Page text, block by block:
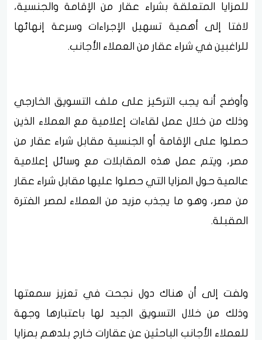
للمزايا المتعلقة بشراء عقار من الإقامة والجنسية،
لافتا إلى أهمية تسهيل الإجراءات وسرعة إنهائها
للراغبين في شراء عقار من العملاء الأجانب.
وأوضح أنه يجب التركيز على ملف التسويق الخارجي
وذلك من خلال عمل لقاءات إعلامية مع العملاء الذين
حصلوا على الإقامة أو الجنسية مقابل شراء عقار من
مصر، ويتم عمل هذه المقابلات مع وسائل إعلامية
عالمية حول المزايا التي حصلوا عليها مقابل شراء عقار
من مصر، وهو ما يجذب مزيد من العملاء لمصر الفترة
المقبلة.
ولفت إلى أن هناك دول نجحت في تعزيز سمعتها
وذلك من خلال التسويق الجيد لها باعتبارها وجهة
للعملاء الأجانب الباحثين عن عقارات خارج بلدهم بمزايا